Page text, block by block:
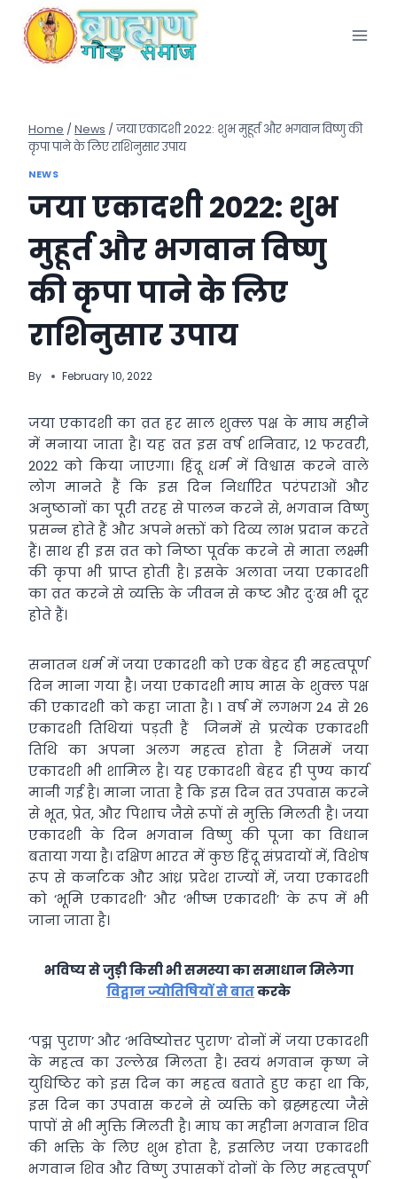
content
Home / News / जया एकादशी 2022: शुभ मुहूर्त और भगवान विष्णु की
कृपा पाने के लिए राशिनुसार उपाय
NEWS
जया एकादशी 2022: शुभ
मुहूर्त और भगवान विष्णु
की कृपा पाने के लिए
राशिनुसार उपाय
By February 10, 2022
जया एकादशी का व्रत हर साल शुक्ल पक्ष के माघ महीने
में मनाया जाता है। यह व्रत इस वर्ष शनिवार, 12 फरवरी,
2022 को किया जाएगा। हिंदू धर्म में विश्वास करने वाले
लोग मानते हैं कि इस दिन निर्धारित परंपराओं और
अनुष्ठानों का पूरी तरह से पालन करने से, भगवान विष्णु
प्रसन्न होते हैं और अपने भक्तों को दिव्य लाभ प्रदान करते
हैं। साथ ही इस व्रत को निष्ठा पूर्वक करने से माता लक्ष्मी
की कृपा भी प्राप्त होती है। इसके अलावा जया एकादशी
का व्रत करने से व्यक्ति के जीवन से कष्ट और दुःख भी दूर
होते हैं।
सनातन धर्म में जया एकादशी को एक बेहद ही महत्वपूर्ण
दिन माना गया है। जया एकादशी माघ मास के शुक्ल पक्ष
की एकादशी को कहा जाता है। 1 वर्ष में लगभग 24 से 26
एकादशी तिथियां पड़ती हैं जिनमें से प्रत्येक एकादशी
तिथि का अपना अलग महत्व होता है जिसमें जया
एकादशी भी शामिल है। यह एकादशी बेहद ही पुण्य कार्य
मानी गई है। माना जाता है कि इस दिन व्रत उपवास करने
से भूत, प्रेत, और पिशाच जैसे रूपों से मुक्ति मिलती है। जया
एकादशी के दिन भगवान विष्णु की पूजा का विधान
बताया गया है। दक्षिण भारत में कुछ हिंदू संप्रदायों में, विशेष
रूप से कर्नाटक और आंध्र प्रदेश राज्यों में, जया एकादशी
को ‘भूमि एकादशी’ और ‘भीष्म एकादशी’ के रूप में भी
जाना जाता है।
भविष्य से जुड़ी किसी भी समस्या का समाधान मिलेगा
विद्वान ज्योतिषियों से बातकरके
‘पद्म पुराण’ और ‘भविष्योत्तर पुराण’ दोनों में जया एकादशी
के महत्व का उल्लेख मिलता है। स्वयं भगवान कृष्ण ने
युधिष्ठिर को इस दिन का महत्व बताते हुए कहा था कि,
इस दिन का उपवास करने से व्यक्ति को ब्रह्महत्या जैसे
पापों से भी मुक्ति मिलती है। माघ का महीना भगवान शिव
की भक्ति के लिए शुभ होता है, इसलिए जया एकादशी
भगवान शिव और विष्णु उपासकों दोनों के लिए महत्वपूर्ण